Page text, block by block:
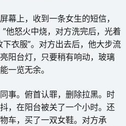
幕上，收到一条女生的短信，
他怒火中烧，对方洗完后，光着
衣服”。对方出去后，他大步流
阳台灯，只要稍有响动，玻璃
一览无余。
事。俯首认罪，删除拉黑。时
，在阳台被关了一个小时。还
车，买了一双女鞋。对方承